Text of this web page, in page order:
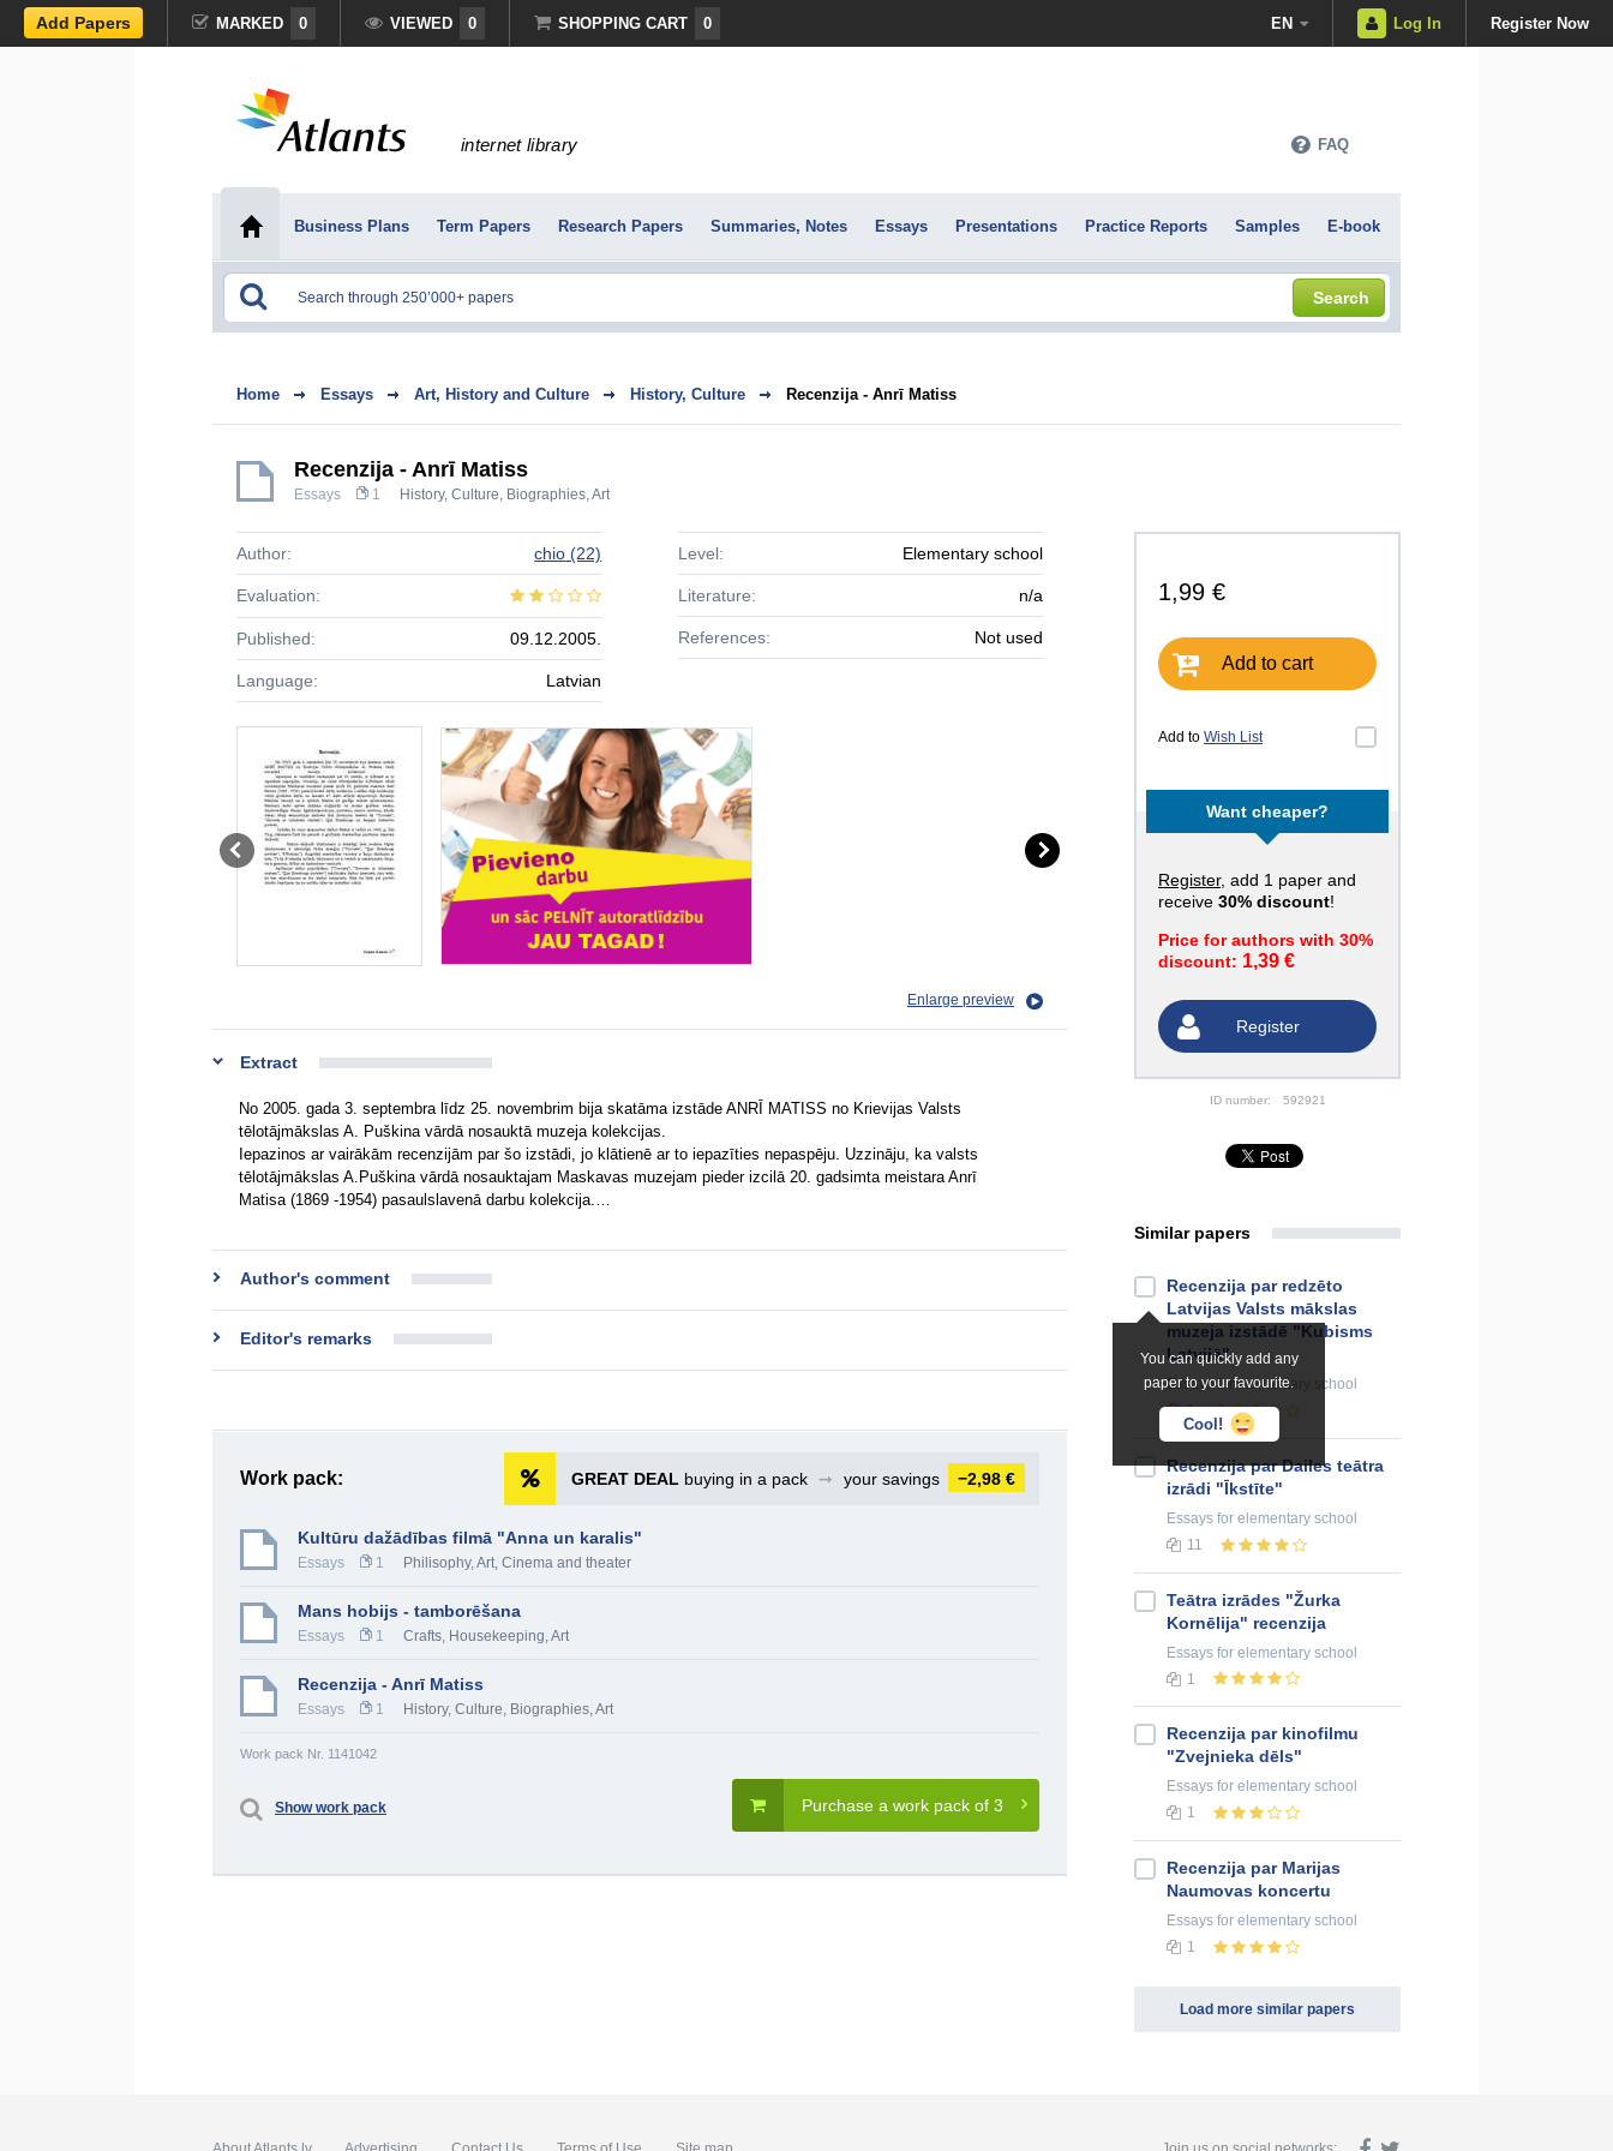
Add Papers MARKED 0 VIEWED 0 SHOPPING CART 0 EN Log In Register Now
internet library FAQ
Business Plans Term Papers Research Papers Summaries, Notes Essays Presentations Practice Reports Samples E-book
Search
Home Essays Art, History and Culture History, Culture Recenzija - Anrī Matiss
Recenzija - Anrī Matiss
Essays 1 History, Culture, Biographies,Art
1,99 €
Add to cart
Add to Wish List
Want cheaper?
Register, add 1 paper and
receive 30% discount!
Price for authors with 30%
discount: 1,39 €
Register
ID number: 592921
Author: chio (22)
Evaluation:
Published: 09.12.2005.
Language: Latvian
Level: Elementary school
Literature: n/a
References: Not used
Enlarge preview
Extract
No 2005. gada 3. septembra līdz 25. novembrim bija skatāma izstāde ANRĪ MATISS no Krievijas Valsts
tēlotājmākslas A. Puškina vārdā nosauktā muzeja kolekcijas.
Iepazinos ar vairākām recenzijām par šo izstādi, jo klātienē ar to iepazīties nepaspēju. Uzzināju, ka valsts
tēlotājmākslas A.Puškina vārdā nosauktajam Maskavas muzejam pieder izcilā 20. gadsimta meistara Anrī
Matisa (1869 -1954) pasaulslavenā darbu kolekcija.…
Author's comment
Editor's remarks
Work pack: GREAT DEAL buying in a pack ➞ your savings −2,98 €
Kultūru dažādības filmā "Anna un karalis"
Essays 1 Philisophy,Art, Cinema and theater
Mans hobijs - tamborēšana
Essays 1 Crafts, Housekeeping,Art
Recenzija - Anrī Matiss
Essays 1 History, Culture, Biographies,Art
Work pack Nr. 1141042
Purchase a work pack of 3
Show work pack
Similar papers
You can quickly add any
paper to your favourite.
Cool!
Recenzija par redzēto
Latvijas Valsts mākslas
muzeja izstādē "Kubisms
Latvijā"
Essaysfor elementary school
1
Recenzija par Dailes teātra
izrādi "Īkstīte"
Essays for elementary school
11
Teātra izrādes "Žurka
Kornēlija" recenzija
Essays for elementary school
1
Recenzija par kinofilmu
"Zvejnieka dēls"
Essays for elementary school
1
Recenzija par Marijas
Naumovas koncertu
Essays for elementary school
1
Load more similar papers